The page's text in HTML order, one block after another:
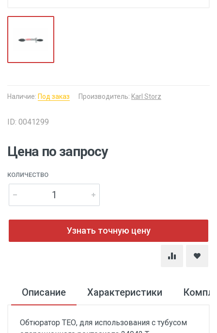
Наличие: Под заказ Производитель: Karl Storz
ID: 0041299
Цена по запросу
КОЛИЧЕСТВО
Узнать точную цену
Описание Характеристики
Обтюратор ТЕО, для использования с тубусом